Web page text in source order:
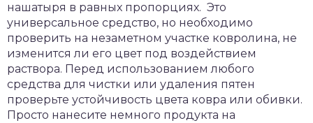
нашатыря в равных пропорциях. Это
универсальное средство, но необходимо
проверить на незаметном участке ковролина, не
изменится ли его цвет под воздействием
раствора. Перед использованием любого
средства для чистки или удаления пятен
проверьте устойчивость цвета ковра или обивки.
Просто нанесите немного продукта на